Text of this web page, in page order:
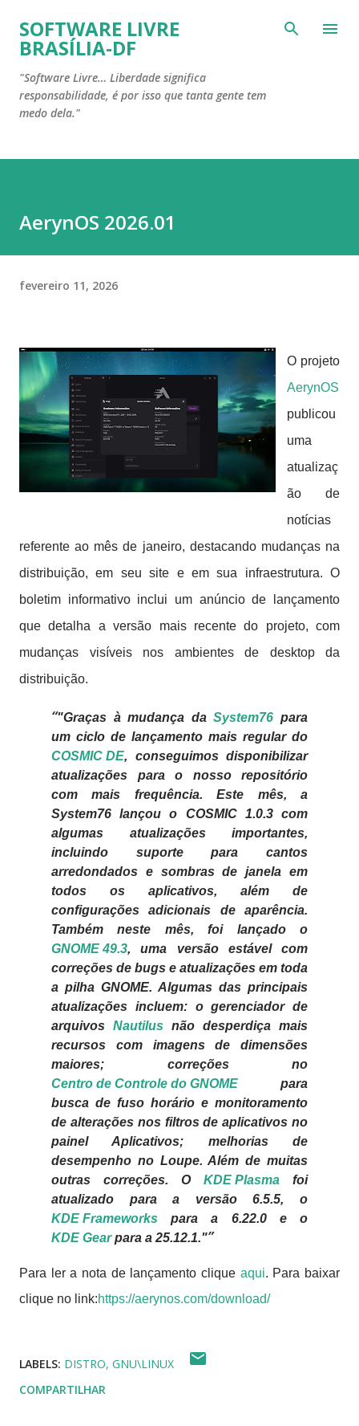
Pular para o conteúdo principal
SOFTWARE LIVRE
BRASÍLIA-DF
"Software Livre… Liberdade significa
responsabilidade, é por isso que tanta gente tem
medo dela."
AerynOS 2026.01
fevereiro 11, 2026
O projeto
AerynOS
publicou
uma
atualizaç
ão de
notícias
referente ao mês de janeiro, destacando mudanças na
distribuição, em seu site e em sua infraestrutura. O
boletim informativo inclui um anúncio de lançamento
que detalha a versão mais recente do projeto, com
mudanças visíveis nos ambientes de desktop da
distribuição.
"Graças à mudança daSystem76 para
um ciclo de lançamento mais regular do
COSMIC DE, conseguimos disponibilizar
atualizações para o nosso repositório
com mais frequência. Este mês, a
System76 lançou o COSMIC 1.0.3 com
algumas atualizações importantes,
incluindo suporte para cantos
arredondados e sombras de janela em
todos os aplicativos, além de
configurações adicionais de aparência.
Também neste mês, foi lançado o
GNOME 49.3, uma versão estável com
correções de bugs e atualizações em toda
a pilha GNOME. Algumas das principais
atualizações incluem: o gerenciador de
arquivos Nautilus não desperdiça mais
recursos com imagens de dimensões
maiores; correções no
Centro de Controle do GNOME para
busca de fuso horário e monitoramento
de alterações nos filtros de aplicativos no
painel Aplicativos; melhorias de
desempenho no Loupe. Além de muitas
outras correções. O KDE Plasma foi
atualizado para a versão 6.5.5, o
KDE Frameworks para a 6.22.0 e o
KDE Gearpara a 25.12.1."
Para ler a nota de lançamento clique aqui. Para baixar
clique no link:https://aerynos.com/download/
LABELS: DISTRO GNU\LINUX
COMPARTILHAR